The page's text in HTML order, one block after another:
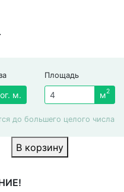
м.
Площадь
м2
до большего целого числа
В корзину